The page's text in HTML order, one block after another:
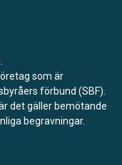
som är
förbund (SBF).
det gäller bemötande
begravningar.